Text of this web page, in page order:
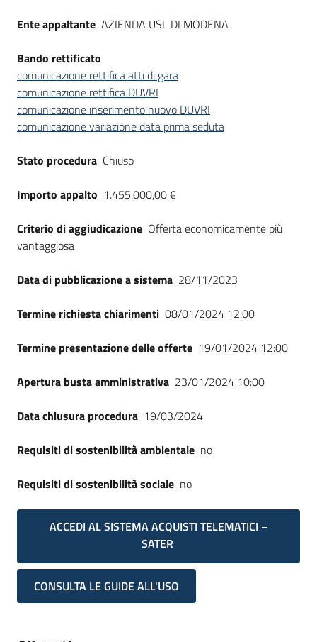
Ente appaltante AZIENDA USL DI MODENA
Bando rettificato
comunicazione rettifica atti di gara
comunicazione rettifica DUVRI
comunicazione inserimento nuovo DUVRI
comunicazione variazione data prima seduta
Stato procedura Chiuso
Importo appalto 1.455.000,00 €
Criterio di aggiudicazione Offerta economicamente più
vantaggiosa
Data di pubblicazione a sistema 28/11/2023
Termine richiesta chiarimenti 08/01/2024 12:00
Termine presentazione delle offerte 19/01/2024 12:00
Apertura busta amministrativa 23/01/2024 10:00
Data chiusura procedura 19/03/2024
Requisiti di sostenibilità ambientale no
Requisiti di sostenibilità sociale no
ACCEDI AL SISTEMA ACQUISTI TELEMATICI –
SATER
CONSULTA LE GUIDE ALL'USO